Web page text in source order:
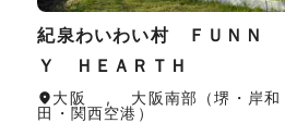
紀泉わいわい村 ＦＵＮＮ
Ｙ ＨＥＡＲＴＨ
大阪 , 大阪南部（堺・岸和
田・関西空港）